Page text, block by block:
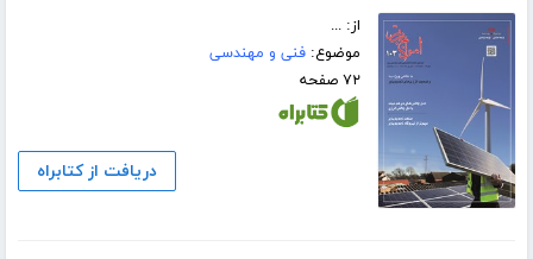
از: ...
موضوع:فنی و مهندسی
۷۲ صفحه
دریافت از کتابراه